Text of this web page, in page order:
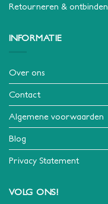
Retourneren & ontbinden
INFORMATIE
Over ons
Contact
Algemene voorwaarden
Blog
Privacy Statement
VOLG ONS!